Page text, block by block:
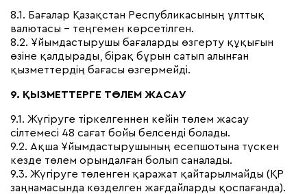
8.1. Бағалар Қазақстан Республикасының ұлттық
валютасы – теңгемен көрсетілген.
8.2. Ұйымдастырушы бағаларды өзгерту құқығын
өзіне қалдырады, бірақ бұрын сатып алынған
қызметтердің бағасы өзгермейді.
9. ҚЫЗМЕТТЕРГЕ ТӨЛЕМ ЖАСАУ
9.1. Жүгіруге тіркелгеннен кейін төлем жасау
сілтемесі 48 сағат бойы белсенді болады.
9.2. Ақша Ұйымдастырушының есепшотына түскен
кезде төлем орындалған болып саналады.
9.3. Жүгіруге төленген қаражат қайтарылмайды (ҚР
заңнамасында көзделген жағдайларды қоспағанда).